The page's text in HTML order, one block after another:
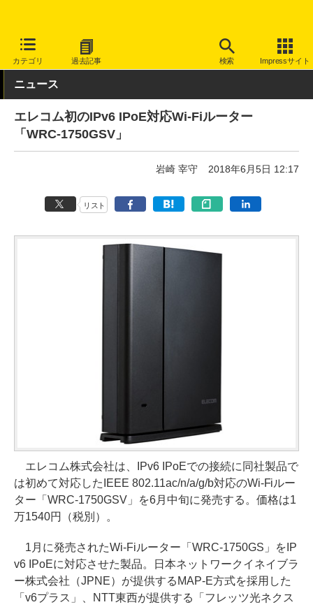
カテゴリ 過去記事 検索 Impressサイト
INTERNET Watch ハードウェア 無線LAN
ニュース
エレコム初のIPv6 IPoE対応Wi-Fiルーター
「WRC-1750GSV」
岩崎 宰守 2018年6月5日 12:17
リスト
エレコム株式会社は、IPv6 IPoEでの接続に同社製品で
は初めて対応したIEEE 802.11ac/n/a/g/b対応のWi-Fiルー
ター「WRC-1750GSV」を6月中旬に発売する。価格は1
万1540円（税別）。
1月に発売されたWi-Fiルーター「WRC-1750GS」をIP
v6 IPoEに対応させた製品。日本ネットワークイネイブラ
ー株式会社（JPNE）が提供するMAP-E方式を採用した
「v6プラス」、NTT東西が提供する「フレッツ光ネクス